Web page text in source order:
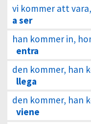
vi kommer att
a ser
han kommer in,
entra
den kommer, han
llega
den kommer, han
viene